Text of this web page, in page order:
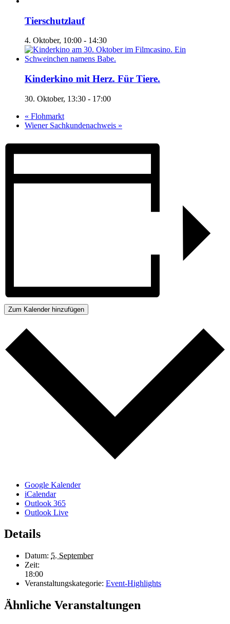
Tierschutzlauf
4. Oktober, 10:00 - 14:30
Kinderkino mit Herz. Für Tiere.
30. Oktober, 13:30 - 17:00
« Flohmarkt
Wiener Sachkundenachweis »
Zum Kalender hinzufügen
Google Kalender
iCalendar
Outlook 365
Outlook Live
Details
Datum: 5. September
Zeit:
18:00
Veranstaltungskategorie: Event-Highlights
Ähnliche Veranstaltungen